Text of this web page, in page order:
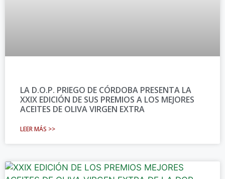
LA D.O.P. PRIEGO DE CÓRDOBA PRESENTA LA
XXIX EDICIÓN DE SUS PREMIOS A LOS MEJORES
ACEITES DE OLIVA VIRGEN EXTRA
LEER MÁS >>